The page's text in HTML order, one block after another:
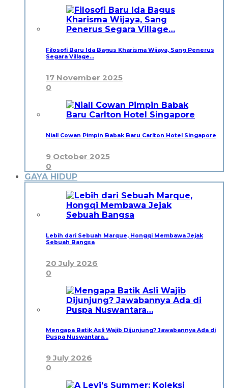
Filosofi Baru Ida Bagus Kharisma Wijaya, Sang Penerus
Segara Village…
17 November 2025
0
Niall Cowan Pimpin Babak Baru Carlton Hotel Singapore
9 October 2025
0
GAYA HIDUP
Lebih dari Sebuah Marque, Hongqi Membawa Jejak
Sebuah Bangsa
20 July 2026
0
Mengapa Batik Asli Wajib Dijunjung? Jawabannya Ada di
Puspa Nuswantara…
9 July 2026
0